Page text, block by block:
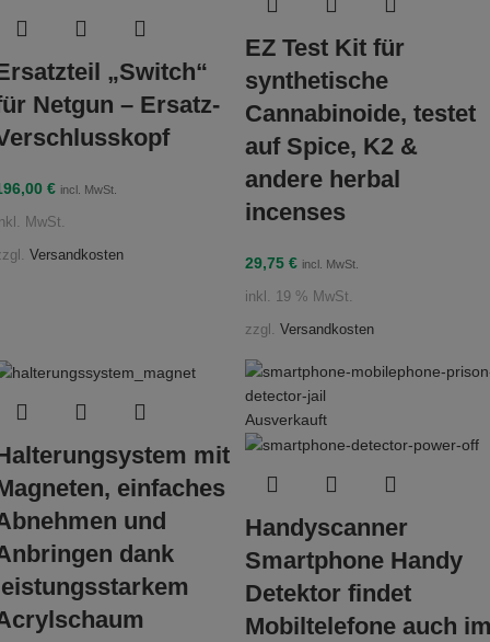
„Switch“
Netgun – Ersatz-
€ incl. MwSt.
MwSt.
Versandkosten
EZ Test Kit für
synthetische
Cannabinoide, testet
auf Spice, K2 &
andere herbal
incenses
29,75 € incl. MwSt.
inkl. 19 % MwSt.
zzgl. Versandkosten
mit
einfaches
und
dank
Ausverkauft
Handyscanner
Smartphone Handy
Detektor findet
Mobiltelefone auch